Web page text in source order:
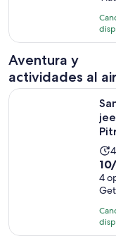
y
142
Aventura y
actividades al
4
de
10
4
4
San Teodoro: